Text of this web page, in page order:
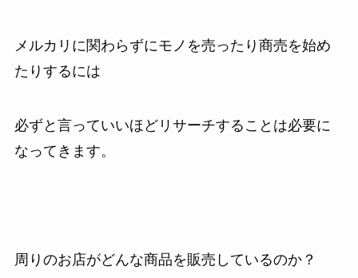
メルカリに関わらずにモノを売ったり商売を始め
たりするには
必ずと言っていいほどリサーチすることは必要に
なってきます。
周りのお店がどんな商品を販売しているのか？